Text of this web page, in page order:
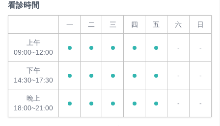
看診時間
一 二 三 四 五 六 日
上午
09:00~12:00
- -
下午
14:30~17:30
- -
晚上
18:00~21:00
- -